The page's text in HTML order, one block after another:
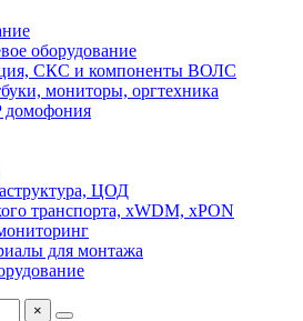
оборудование
СКС и компоненты ВОЛС
мониторы, оргтехника
домофония
ЦОД
транспорта, xWDM, xPON
для монтажа
×